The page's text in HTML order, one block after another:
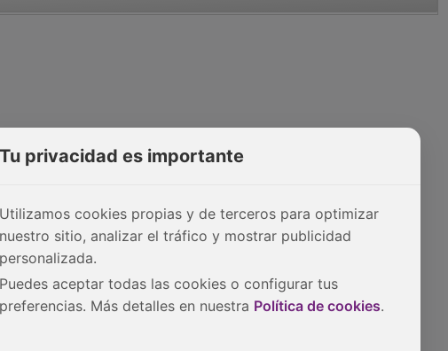
Tu privacidad es importante
Utilizamos cookies propias y de terceros para optimizar
nuestro sitio, analizar el tráfico y mostrar publicidad
personalizada.
Puedes aceptar todas las cookies o configurar tus
preferencias. Más detalles en nuestra Política de cookies.